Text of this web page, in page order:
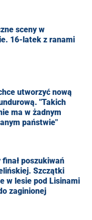
sceny w
16-latek z ranami
utworzyć nową
"Takich
ma w żadnym
państwie"
finał poszukiwań
Szczątki
w lesie pod Lisinami
zaginionej